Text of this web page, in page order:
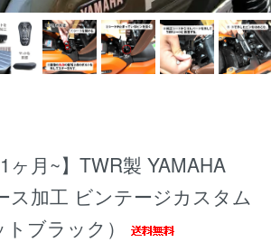
ヶ月~】TWR製 YAMAHA
ス加工 ビンテージカスタム
ブラック）